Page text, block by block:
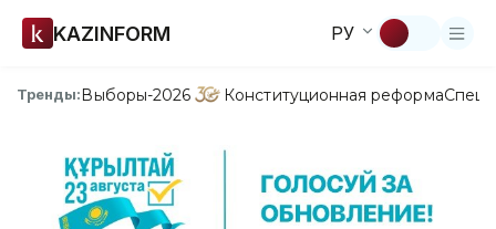
KAZINFORM РУ
Тренды:Выборы-2026 Конституционная реформа